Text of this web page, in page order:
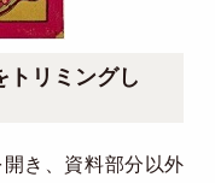
トリミングし
き、資料部分以外